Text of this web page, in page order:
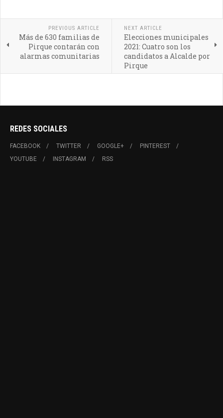
PREVIOUS ARTICLE
Más de 630 familias de
Pirque contarán con
alarmas comunitarias
NEXT ARTICLE
Elecciones municipales
2021: Cuatro son los
candidatos a Alcalde por
Pirque
REDES SOCIALES
FACEBOOK TWITTER GOOGLE+
PINTEREST
YOUTUBE
INSTAGRAM RSS